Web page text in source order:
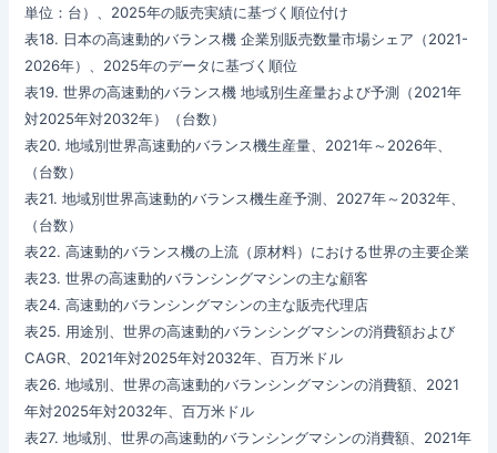
単位：台）、2025年の販売実績に基づく順位付け
表18. 日本の高速動的バランス機 企業別販売数量市場シェア（2021-
2026年）、2025年のデータに基づく順位
表19. 世界の高速動的バランス機 地域別生産量および予測（2021年
対2025年対2032年）（台数）
表20. 地域別世界高速動的バランス機生産量、2021年～2026年、
（台数）
表21. 地域別世界高速動的バランス機生産予測、2027年～2032年、
（台数）
表22. 高速動的バランス機の上流（原材料）における世界の主要企業
表23. 世界の高速動的バランシングマシンの主な顧客
表24. 高速動的バランシングマシンの主な販売代理店
表25. 用途別、世界の高速動的バランシングマシンの消費額および
CAGR、2021年対2025年対2032年、百万米ドル
表26. 地域別、世界の高速動的バランシングマシンの消費額、2021
年対2025年対2032年、百万米ドル
表27. 地域別、世界の高速動的バランシングマシンの消費額、2021年